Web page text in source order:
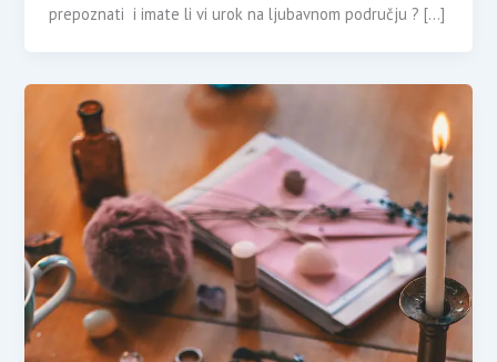
prepoznati i imate li vi urok na ljubavnom području ? […]